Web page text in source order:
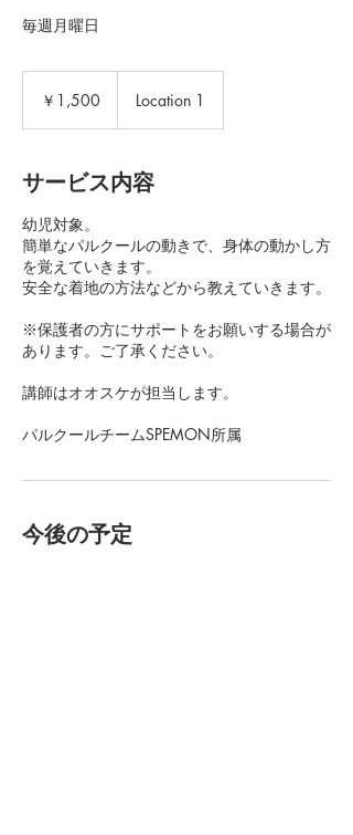
毎週月曜日
￥1,500 Location 1
サービス内容
幼児対象。
簡単なパルクールの動きで、身体の動かし方
を覚えていきます。
安全な着地の方法などから教えていきます。
※保護者の方にサポートをお願いする場合が
あります。ご了承ください。
講師はオオスケが担当します。
パルクールチームSPEMON所属
今後の予定